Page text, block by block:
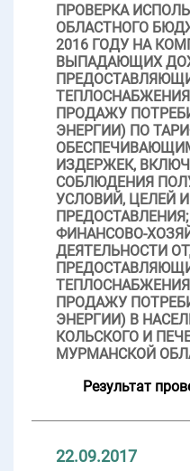
ПРОВЕРКА
ОБЛАСТНОГО
2016 ГОДУ НА
ВЫПАДАЮЩИХ
ПРОДАЖУ
ЭНЕРГИИ) ПО
ИЗДЕРЖЕК,
СОБЛЮДЕНИЯ
УСЛОВИЙ, ЦЕЛЕЙ
ФИНАНСОВО-
ДЕЯТЕЛЬНОСТИ
ПРОДАЖУ
ЭНЕРГИИ) В
КОЛЬСКОГО И
МУРМАНСКОЙ
Результат
22.09.2017